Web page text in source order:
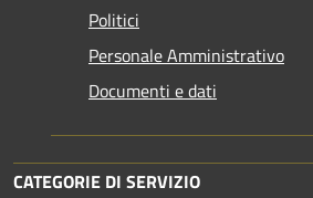
Politici
Personale Amministrativo
Documenti e dati
CATEGORIE DI SERVIZIO